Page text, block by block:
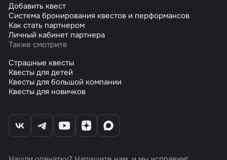
Добавить квест
Система бронирования квестов и перформансов
Как стать партнером
Личный кабинет партнера
Также смотрите
Страшные квесты
Квесты для детей
Квесты для большой компании
Квесты для новичков